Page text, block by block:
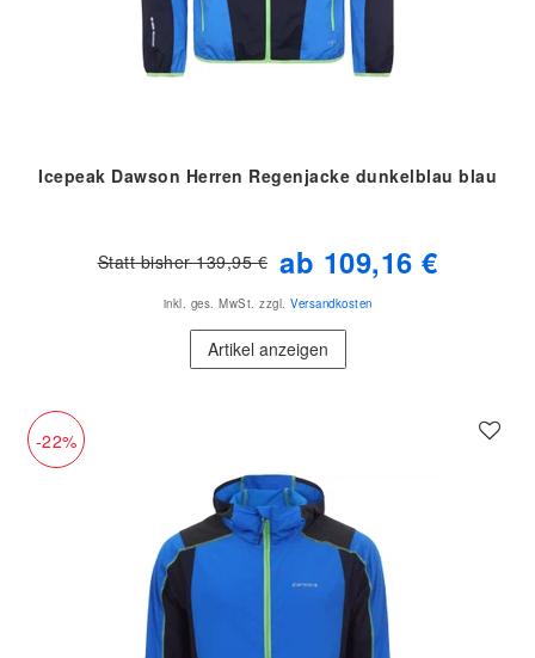
Icepeak Dawson Herren Regenjacke dunkelblau blau
Statt bisher 139,95 € ab 109,16 €
inkl. ges. MwSt. zzgl. Versandkosten
Artikel anzeigen
-22%